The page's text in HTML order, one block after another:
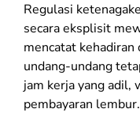
Regulasi
secara eksplisit
mencatat kehadiran
undang-undang
jam kerja yang adil,
pembayaran lembur.